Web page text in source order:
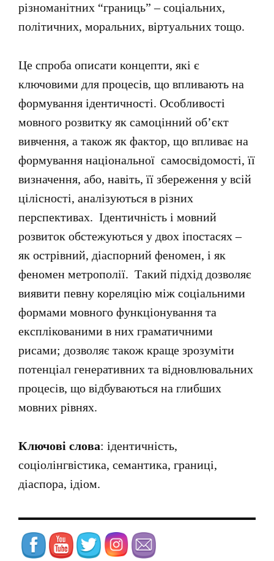
різноманітних “границь” – соціальних,
політичних, моральних, віртуальних тощо.
Це спроба описати концепти, які є
ключовими для процесів, що впливають на
формування ідентичності. Особливості
мовного розвитку як самоцінний об’єкт
вивчення, а також як фактор, що впливає на
формування національної самосвідомості, її
визначення, або, навіть, її збереження у всій
цілісності, аналізуються в різних
перспективах. Ідентичність і мовний
розвиток обстежуються у двох іпостасях –
як острівний, діаспорний феномен, і як
феномен метрополії. Такий підхід дозволяє
виявити певну кореляцію між соціальними
формами мовного функціонування та
експлікованими в них граматичними
рисами; дозволяє також краще зрозуміти
потенціал генеративних та відновлювальних
процесів, що відбуваються на глибших
мовних рівнях.
Ключові слова: ідентичність,
соціолінгвістика, семантика, границі,
діаспора, ідіом.